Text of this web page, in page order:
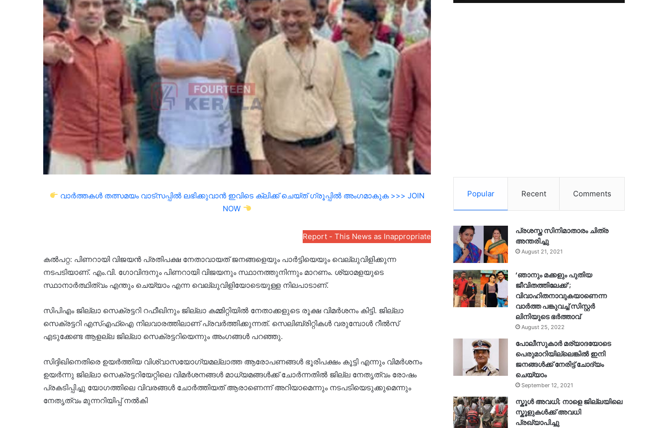
വാർത്തകൾ തത്സമയം വാട്സപ്പിൽ ലഭിക്കുവാൻ ഇവിടെ ക്ലിക്ക് ചെയ്ത് ഗ്രൂപ്പിൽ അംഗമാകുക >>> JOIN
NOW
Report - This News as Inappropriate
കല്‍പറ്റ: പിണറായി വിജയൻ പ്രതിപക്ഷ നേതാവായത് ജനങ്ങളെയും പാർട്ടിയെയും വെല്ലുവിളിക്കുന്ന
നടപടിയാണ്. എം.വി. ഗോവിന്ദനും പിണറായി വിജയനും സ്ഥാനത്തുനിന്നും മാറണം. ശ്യാമളയുടെ
സ്ഥാനാർത്ഥിത്വം എന്തും ചെയ്യാം എന്ന വെല്ലുവിളിയോടെയുള്ള നിലപാടാണ്.
സിപിഎം ജില്ലാ സെക്രട്ടറി റഫീഖിനും ജില്ലാ കമ്മിറ്റിയിൽ നേതാക്കളുടെ രൂക്ഷ വിമർശനം കിട്ടി. ജില്ലാ
സെക്രട്ടറി എസ്എഫ്ഐ നിലവാരത്തിലാണ് പ്രവർത്തിക്കുന്നത്. സെലിബ്രിറ്റികൾ വരുമ്പോൾ റീൽസ്
എടുക്കേണ്ട ആളല്ല ജില്ലാ സെക്രട്ടറിയെന്നും അംഗങ്ങൾ പറഞ്ഞു.
സിദ്ദിഖിനെതിരെ ഉയർത്തിയ വിശ്വാസയോഗ്യമല്ലാത്ത ആരോപണങ്ങൾ ഭൂരിപക്ഷം കൂട്ടി എന്നും വിമർശനം
ഉയര്‍ന്നു ജില്ലാ സെക്രട്ടറിയേറ്റിലെ വിമർശനങ്ങൾ മാധ്യമങ്ങൾക്ക് ചോർന്നതിൽ ജില്ല നേതൃത്വം രോഷം
പ്രകടിപ്പിച്ചു യോഗത്തിലെ വിവരങ്ങൾ ചോർത്തിയത് ആരാണെന്ന് അറിയാമെന്നും നടപടിയെടുക്കുമെന്നും
നേതൃത്വം മുന്നറിയിപ്പ് നല്‍കി
Popular Recent Comments
പ്രശസ്ത സിനിമാതാരം ചിത്ര
അന്തരിച്ചു
August 21, 2021
‘ഞാനും മക്കളും പുതിയ
ജീവിതത്തിലേക്ക്’;
വിവാഹിതനാവുകയാണെന്ന
വാർത്ത പങ്കുവച്ച് സിസ്റ്റർ
ലിനിയുടെ ഭർത്താവ്
August 25, 2022
പോലീസുകാര്‍ മര്യാദയോടെ
പെരുമാറിയില്ലെങ്കില്‍ ഇനി
ജനങ്ങള്‍ക്ക് നേരിട്ട് ചോദ്യം
ചെയ്യാം
September 12, 2021
സ്കൂൾ അവധി; നാളെ ജില്ലയിലെ
സ്കൂളുകൾക്ക് അവധി
പ്രഖ്യാപിച്ചു